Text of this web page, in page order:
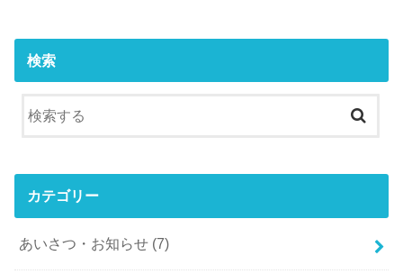
検索
カテゴリー
あいさつ・お知らせ (7)